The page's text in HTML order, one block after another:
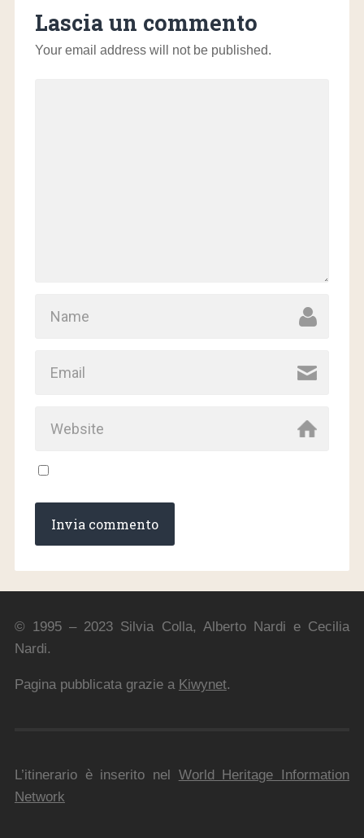
Lascia un commento
Your email address will not be published.
© 1995 – 2023 Silvia Colla, Alberto Nardi e Cecilia
Nardi.
Pagina pubblicata grazie a Kiwynet.
L’itinerario è inserito nel World Heritage Information
Network